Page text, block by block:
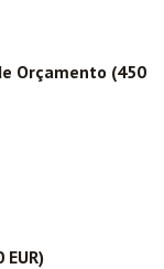
Orçamento (450